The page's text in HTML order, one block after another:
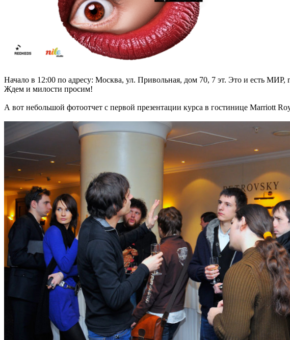
Начало в 12:00 по адресу: Москва, ул. Привольная, дом 70, 7 эт. Это и есть МИР,
Ждем и милости просим!
А вот небольшой фотоотчет с первой презентации курса в гостинице Marriott